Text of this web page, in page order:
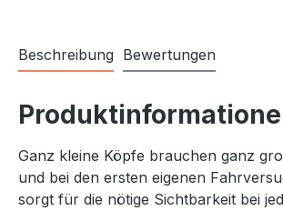
Beschreibung Bewertungen
Ganz kleine Köpfe brauchen ganz
und bei den ersten eigenen
sorgt für die nötige Sichtbarkeit bei